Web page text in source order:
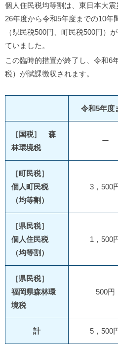
個人住民税均等割は、東日本大
26年度から令和5年度までの10年
（県民税500円、町民税500円）
ていました。
この臨時的措置が終了し、令和6
税）が賦課徴収されます。
令和5年度
［国税］ 森
林環境税
ー
［町民税］
個人町民税
（均等割）
3，500
［県民税］
個人住民税
（均等割）
1，500
［県民税］
福岡県森林環
境税
500円
計 5，500